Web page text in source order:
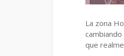
La zona
que